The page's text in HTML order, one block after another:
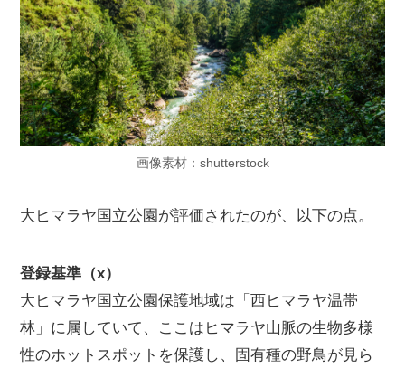
画像素材：shutterstock
大ヒマラヤ国立公園が評価されたのが、以下の点。
登録基準（x）
大ヒマラヤ国立公園保護地域は「西ヒマラヤ温帯
林」に属していて、ここはヒマラヤ山脈の生物多様
性のホットスポットを保護し、固有種の野鳥が見ら